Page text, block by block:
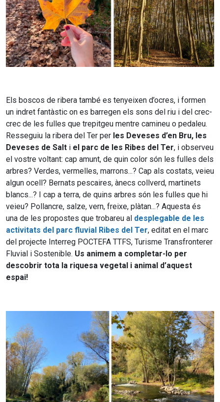
Els boscos de ribera també es tenyeixen d’ocres, i formen
un indret fantàstic on es barregen els sons del riu i del crec-
crec de les fulles que trepitgeu mentre camineu o pedaleu.
Resseguiu la ribera del Ter per les Deveses d’en Bru, les
Deveses de Salt i el parc de les Ribes del Ter, i observeu
el vostre voltant: cap amunt, de quin color són les fulles dels
arbres? Verdes, vermelles, marrons...? Cap als costats, veieu
algun ocell? Bernats pescaires, ànecs collverd, martinets
blancs...? I cap a terra, de quins arbres són les fulles que hi
veieu? Pollancre, salze, vern, freixe, plàtan...? Aquesta és
una de les propostes que trobareu al desplegable de les
activitats del parc fluvial Ribes del Ter, editat en el marc
del projecte Interreg POCTEFA TTFS, Turisme Transfronterer
Fluvial i Sostenible. Us animem a completar-lo per
descobrir tota la riquesa vegetal i animal d’aquest
espai!